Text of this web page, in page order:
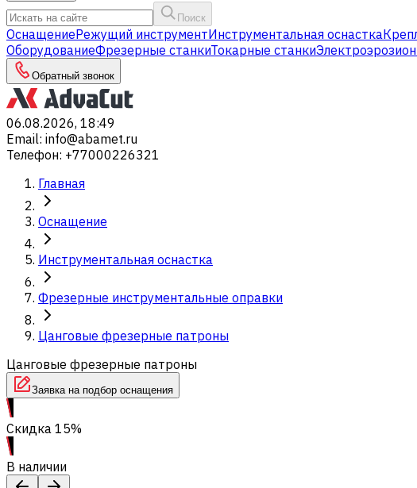
Поиск
ОснащениеРежущий инструментИнструментальная оснастка
ОборудованиеФрезерные станкиТокарные станки
Обратный звонок
06.08.2026, 18:49
Email: info@abamet.ru
Телефон: +77000226321
Главная
Оснащение
Инструментальная оснастка
Фрезерные инструментальные оправки
Цанговые фрезерные патроны
Цанговые фрезерные патроны
Заявка на подбор оснащения
Скидка 15%
В наличии